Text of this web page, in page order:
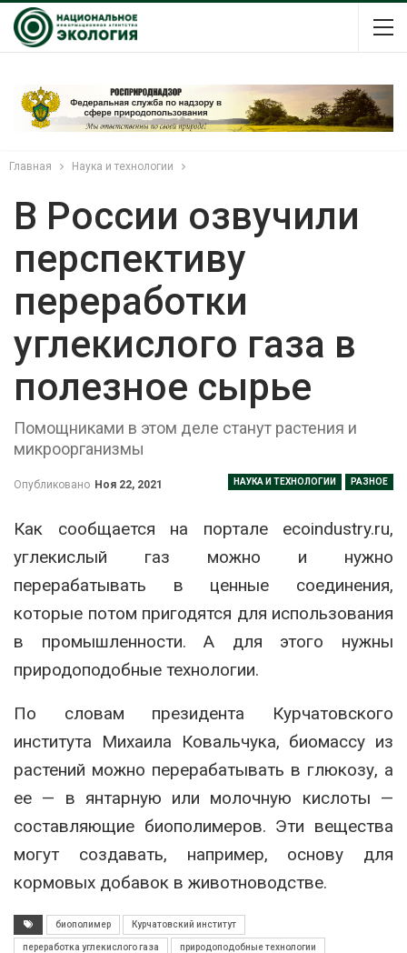
Главная Наука и технологии
В России озвучили
перспективу
переработки
углекислого газа в
полезное сырье
Помощниками в этом деле станут растения и
микроорганизмы
НАУКА И ТЕХНОЛОГИИ РАЗНОЕ
Опубликовано Ноя 22, 2021
Как сообщается на портале ecoindustry.ru,
углекислый газ можно и нужно
перерабатывать в ценные соединения,
которые потом пригодятся для использования
в промышленности. А для этого нужны
природоподобные технологии.
По словам президента Курчатовского
института Михаила Ковальчука, биомассу из
растений можно перерабатывать в глюкозу, а
ее — в янтарную или молочную кислоты —
составляющие биополимеров. Эти вещества
могут создавать, например, основу для
кормовых добавок в животноводстве.
биополимер Курчатовский институт
переработка углекислого газа природоподобные технологии